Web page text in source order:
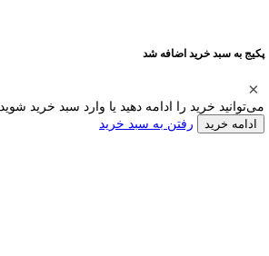
پکیج به سبد خرید اضافه شد
می‌توانید خرید را ادامه دهید یا وارد سبد خرید شوید.
ادامه خرید رفتن به سبد خرید